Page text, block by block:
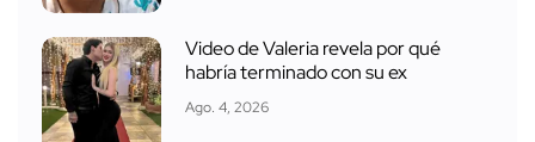
Video de Valeria revela por qué
habría terminado con su ex
Ago. 4, 2026